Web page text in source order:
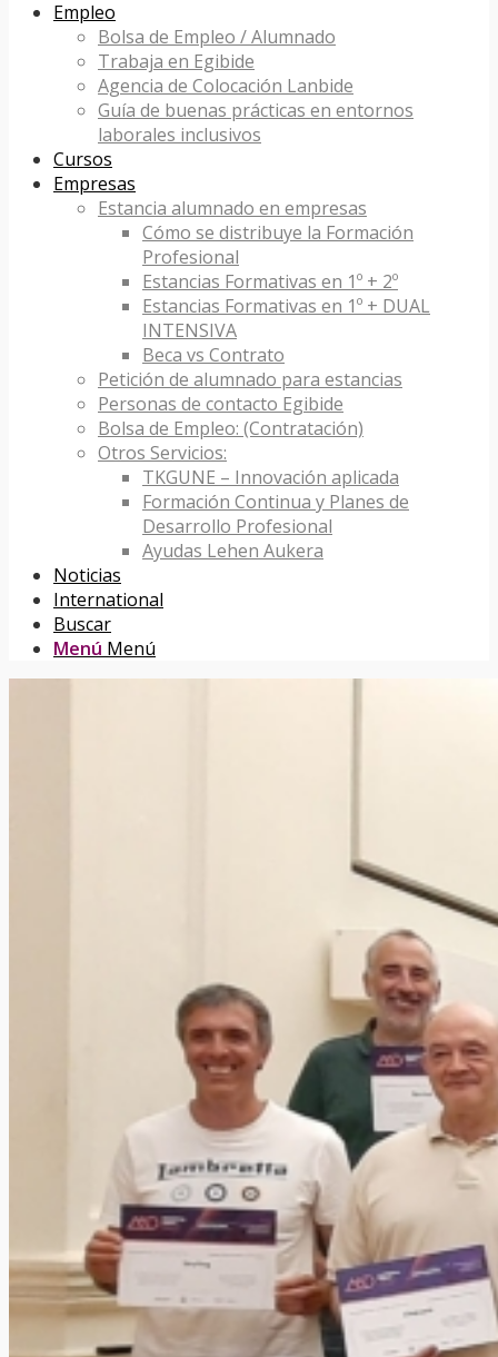
Empleo
Bolsa de Empleo / Alumnado
Trabaja en Egibide
Agencia de Colocación Lanbide
Guía de buenas prácticas en entornos
laborales inclusivos
Cursos
Empresas
Estancia alumnado en empresas
Cómo se distribuye la Formación
Profesional
Estancias Formativas en 1º + 2º
Estancias Formativas en 1º + DUAL
INTENSIVA
Beca vs Contrato
Petición de alumnado para estancias
Personas de contacto Egibide
Bolsa de Empleo: (Contratación)
Otros Servicios:
TKGUNE – Innovación aplicada
Formación Continua y Planes de
Desarrollo Profesional
Ayudas Lehen Aukera
Noticias
International
Buscar
Menú Menú